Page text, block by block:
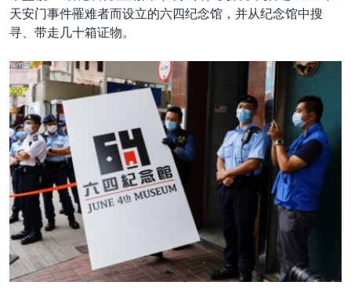
台海两岸关系
关注西藏
关注新疆
GEN Z 看美国
其他语言网站
天安门事件罹难者而设立的六四纪念馆，并从纪念馆中搜
寻、带走几十箱证物。